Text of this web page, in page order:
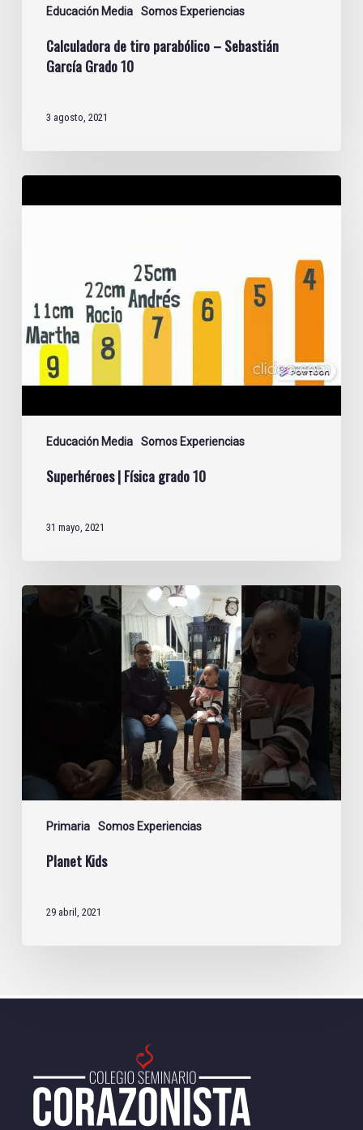
Educación Media Somos Experiencias
Calculadora de tiro parabólico – Sebastián
García Grado 10
3 agosto, 2021
Educación Media Somos Experiencias
|
Superhéroes | Física grado 10
31 mayo, 2021
Primaria Somos Experiencias
Planet
Kids
Planet Kids
29 abril, 2021